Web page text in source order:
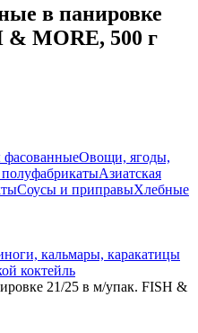
в панировке
& MORE, 500 г
Овощи, ягоды,
Азиатская
Соусы и приправыХлебные
кальмары, каракатицы
коктейль
21/25 в м/упак. FISH &